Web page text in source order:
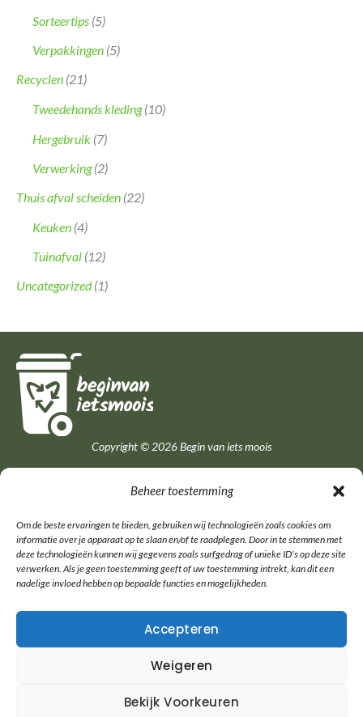
Beheer toestemming
Om de beste ervaringen te bieden, gebruiken wij technologieën zoals cookies om
informatie over je apparaat op te slaan en/of te raadplegen. Door in te stemmen met
deze technologieën kunnen wij gegevens zoals surfgedrag of unieke ID's op deze site
verwerken. Als je geen toestemming geeft of uw toestemming intrekt, kan dit een
nadelige invloed hebben op bepaalde functies en mogelijkheden.
Accepteren
Weigeren
Bekijk Voorkeuren
Sorteertips (5)
Verpakkingen (5)
Recyclen (21)
Tweedehands kleding(10)
Hergebruik (7)
Verwerking(2)
Thuis afval scheiden (22)
Keuken (4)
Tuinafval (12)
Uncategorized(1)
Copyright © 2026 Begin van iets moois
Quick Links
Home
Tips en inspiratie
Over ons
Contact
Categorieën
Nieuws